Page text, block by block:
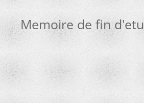
Memoire de fin